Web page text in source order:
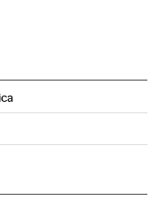
Instagram
en Facebook